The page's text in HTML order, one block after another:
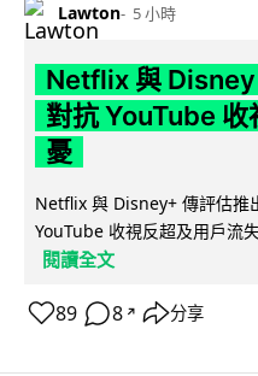
Lawton 5 小時
Netflix 與 Disney
對抗 YouTube
憂
Netflix 與 Disney+ 傳評估推
YouTube 收視反超及用戶流
閱讀全文
89 8 ↗ 分享